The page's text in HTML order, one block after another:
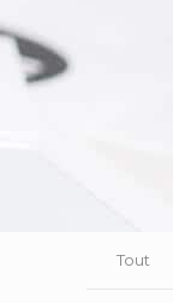
Tout